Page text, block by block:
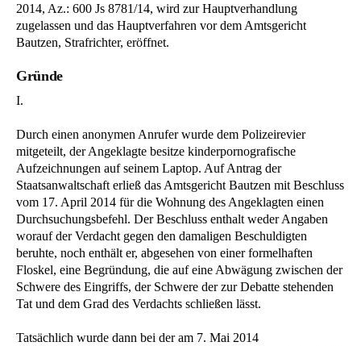
2014, Az.: 600 Js 8781/14, wird zur Hauptverhandlung
zugelassen und das Hauptverfahren vor dem Amtsgericht
Bautzen, Strafrichter, eröffnet.
Gründe
I.
Durch einen anonymen Anrufer wurde dem Polizeirevier
mitgeteilt, der Angeklagte besitze kinderpornografische
Aufzeichnungen auf seinem Laptop. Auf Antrag der
Staatsanwaltschaft erließ das Amtsgericht Bautzen mit Beschluss
vom 17. April 2014 für die Wohnung des Angeklagten einen
Durchsuchungsbefehl. Der Beschluss enthalt weder Angaben
worauf der Verdacht gegen den damaligen Beschuldigten
beruhte, noch enthält er, abgesehen von einer formelhaften
Floskel, eine Begründung, die auf eine Abwägung zwischen der
Schwere des Eingriffs, der Schwere der zur Debatte stehenden
Tat und dem Grad des Verdachts schließen lässt.
Tatsächlich wurde dann bei der am 7. Mai 2014